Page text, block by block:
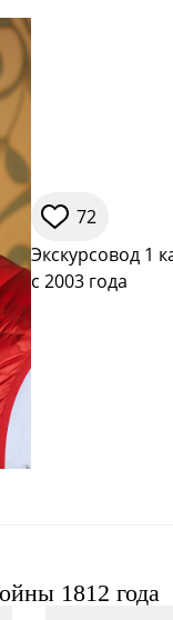
72
Экскурсовод 1
с 2003 года
1812 года